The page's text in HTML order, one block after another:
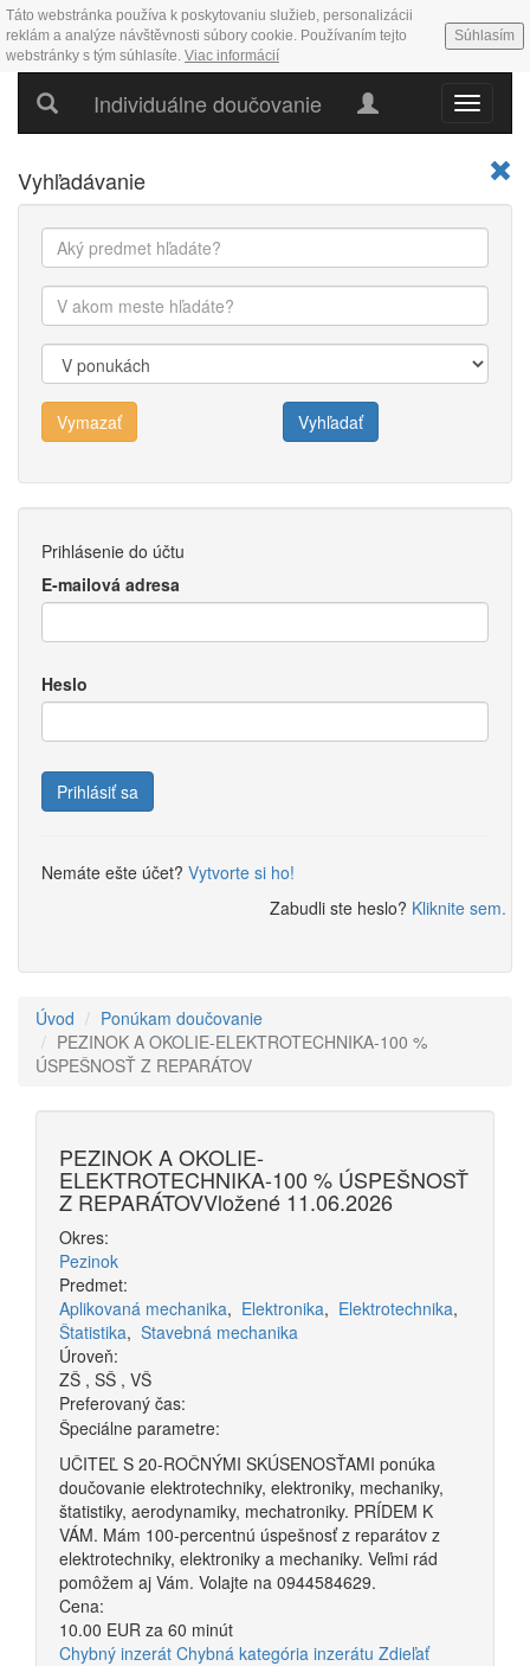
Táto webstránka používa k poskytovaniu služieb, personalizácii
reklám a analýze návštěvnosti súbory cookie. Používaním tejto
webstránky s tým súhlasíte. Viac informácií
Súhlasím
Hlavné
menu
Individuálne doučovanie
Vyhľadávanie
Vymazať Vyhľadať
Prihlásenie do účtu
E-mailová adresa
Heslo
Prihlásiť sa
Nemáte ešte účet? Vytvorte si ho!
Zabudli ste heslo? Kliknite sem.
Úvod
Ponúkam doučovanie
PEZINOK A OKOLIE-ELEKTROTECHNIKA-100 %
ÚSPEŠNOSŤ Z REPARÁTOV
PEZINOK A OKOLIE-
ELEKTROTECHNIKA-100 % ÚSPEŠNOSŤ
Z REPARÁTOVVložené 11.06.2026
Okres:
Pezinok
Predmet:
Aplikovaná mechanika, Elektronika, Elektrotechnika,
Štatistika, Stavebná mechanika
Úroveň:
ZŠ , SŠ , VŠ
Preferovaný čas:
Špeciálne parametre:
UČITEĽ S 20-ROČNÝMI SKÚSENOSŤAMI ponúka
doučovanie elektrotechniky, elektroniky, mechaniky,
štatistiky, aerodynamiky, mechatroniky. PRÍDEM K
VÁM. Mám 100-percentnú úspešnosť z reparátov z
elektrotechniky, elektroniky a mechaniky. Veľmi rád
pomôžem aj Vám. Volajte na 0944584629.
Cena:
10.00 EUR za 60 minút
Chybný inzerát Chybná kategória inzerátu Zdieľať